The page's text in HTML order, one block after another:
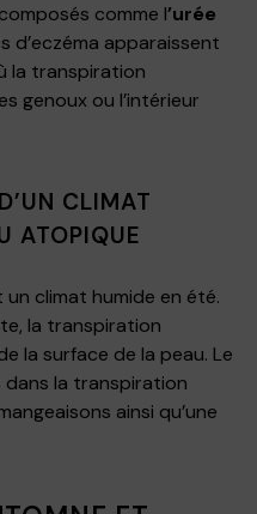
comme l’urée
d’eczéma apparaissent
la transpiration
genoux ou l’intérieur
CLIMAT
ATOPIQUE
climat humide en été.
la transpiration
la surface de la peau. Le
dans la transpiration
ainsi qu’une